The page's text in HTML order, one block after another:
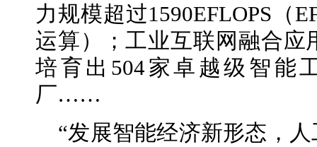
力规模超过1590EFLOPS（
运算）；工业互联网融合应
培育出504家卓越级智能
厂……
“发展智能经济新形态，